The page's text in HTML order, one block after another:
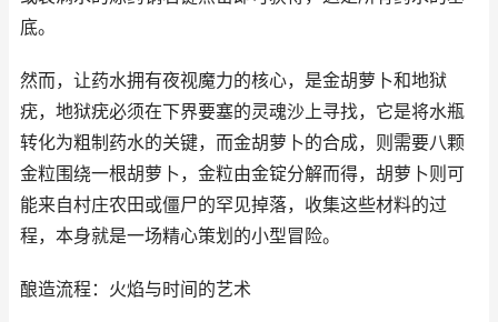
底。
然而，让药水拥有夜视魔力的核心，是金胡萝卜和地狱
疣，地狱疣必须在下界要塞的灵魂沙上寻找，它是将水瓶
转化为粗制药水的关键，而金胡萝卜的合成，则需要八颗
金粒围绕一根胡萝卜，金粒由金锭分解而得，胡萝卜则可
能来自村庄农田或僵尸的罕见掉落，收集这些材料的过
程，本身就是一场精心策划的小型冒险。
酿造流程：火焰与时间的艺术